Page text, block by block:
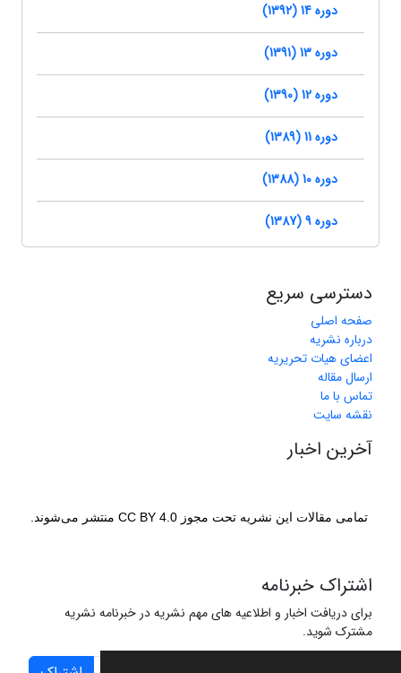
دوره 14 (1392)
دوره 13 (1391)
دوره 12 (1390)
دوره 11 (1389)
دوره 10 (1388)
دوره 9 (1387)
دسترسی سریع
صفحه اصلی
درباره نشریه
اعضای هیات تحریریه
ارسال مقاله
تماس با ما
نقشه سایت
آخرین اخبار
تمامی مقالات این نشریه تحت مجوز CC BY 4.0 منتشر می‌شوند.
اشتراک خبرنامه
برای دریافت اخبار و اطلاعیه های مهم نشریه در خبرنامه نشریه
مشترک شوید.